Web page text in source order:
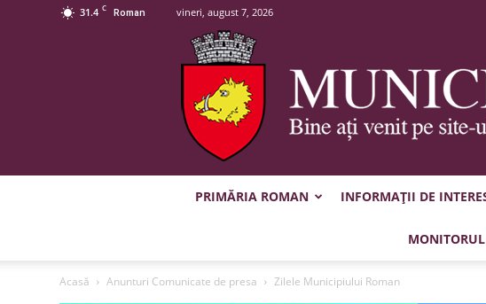
31.4 C Roman vineri, august 7, 2026
PRIMĂRIA ROMAN INFORMAȚII DE
Acasă Anunturi Comunicate de presa Zilele Municipiului Roman